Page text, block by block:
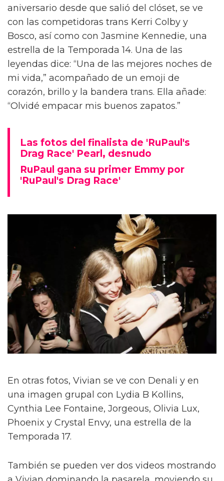
aniversario desde que salió del clóset, se ve
con las competidoras trans Kerri Colby y
Bosco, así como con Jasmine Kennedie, una
estrella de la Temporada 14. Una de las
leyendas dice: “Una de las mejores noches de
mi vida,” acompañado de un emoji de
corazón, brillo y la bandera trans. Ella añade:
“Olvidé empacar mis buenos zapatos.”
Las fotos del finalista de 'RuPaul's
Drag Race' Pearl, desnudo
RuPaul gana su primer Emmy por
'RuPaul's Drag Race'
En otras fotos, Vivian se ve con Denali y en
una imagen grupal con Lydia B Kollins,
Cynthia Lee Fontaine, Jorgeous, Olivia Lux,
Phoenix y Crystal Envy, una estrella de la
Temporada 17.
También se pueden ver dos videos mostrando